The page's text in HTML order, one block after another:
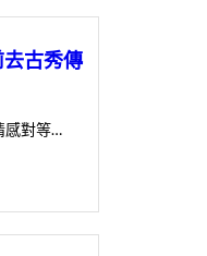
古秀傳
感對等…